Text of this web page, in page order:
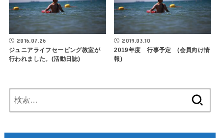
2016.07.26
ジュニアライフセービング教室が
行われました。(活動日誌)
2019.03.10
2019年度 行事予定 (会員向け情
報)
索: